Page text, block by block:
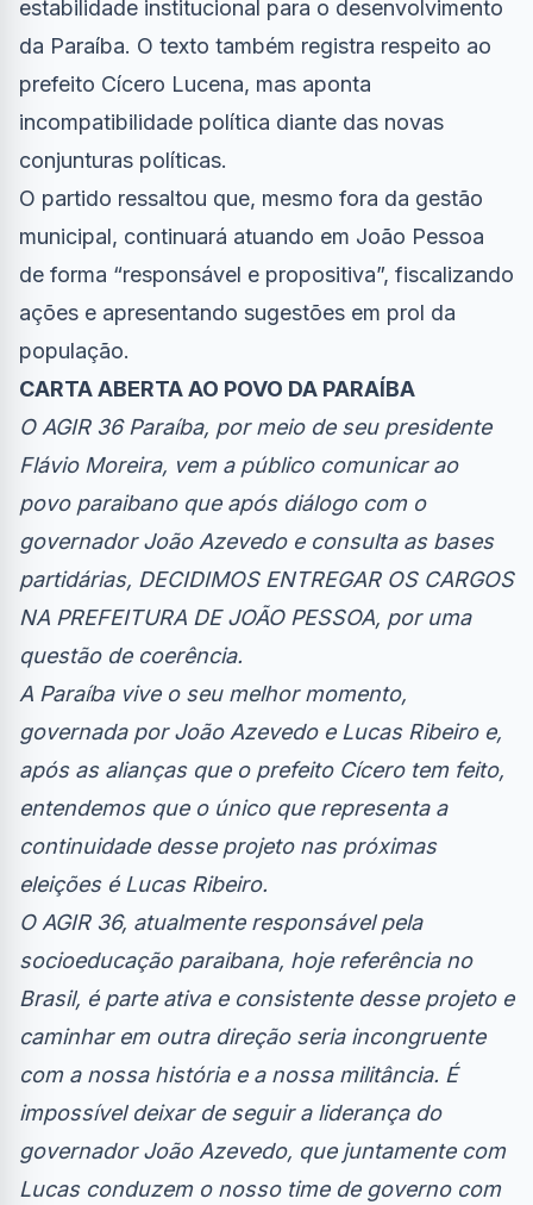
estabilidade institucional para o desenvolvimento
da Paraíba. O texto também registra respeito ao
prefeito Cícero Lucena, mas aponta
incompatibilidade política diante das novas
conjunturas políticas.
O partido ressaltou que, mesmo fora da gestão
municipal, continuará atuando em João Pessoa
de forma “responsável e propositiva”, fiscalizando
ações e apresentando sugestões em prol da
população.
CARTA ABERTA AO POVO DA PARAÍBA
O AGIR 36 Paraíba, por meio de seu presidente
Flávio Moreira, vem a público comunicar ao
povo paraibano que após diálogo com o
governador João Azevedo e consulta as bases
partidárias, DECIDIMOS ENTREGAR OS CARGOS
NA PREFEITURA DE JOÃO PESSOA, por uma
questão de coerência.
A Paraíba vive o seu melhor momento,
governada por João Azevedo e Lucas Ribeiro e,
após as alianças que o prefeito Cícero tem feito,
entendemos que o único que representa a
continuidade desse projeto nas próximas
eleições é Lucas Ribeiro.
O AGIR 36, atualmente responsável pela
socioeducação paraibana, hoje referência no
Brasil, é parte ativa e consistente desse projeto e
caminhar em outra direção seria incongruente
com a nossa história e a nossa militância. É
impossível deixar de seguir a liderança do
governador João Azevedo, que juntamente com
Lucas conduzem o nosso time de governo com